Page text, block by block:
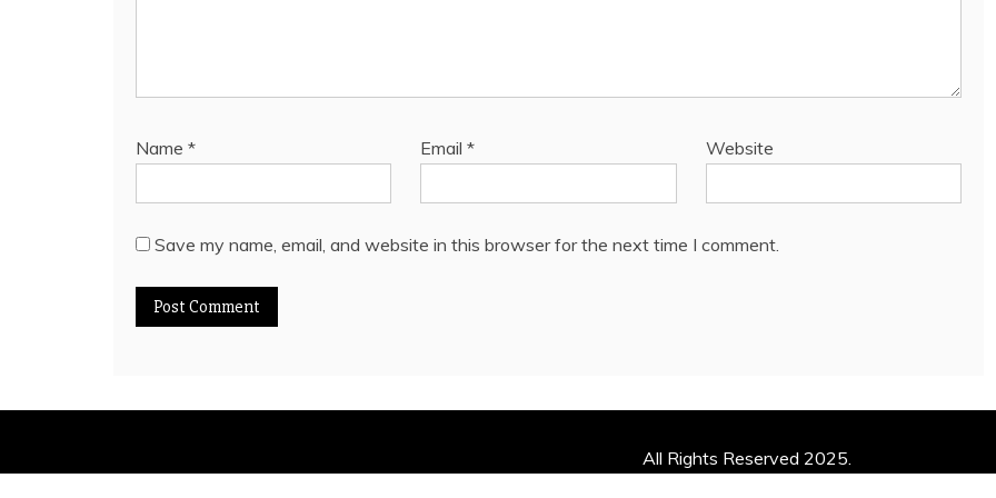
Name * Email* Website
Save my name, email, and website in this browser for the next time I comment.
All Rights Reserved 2025.